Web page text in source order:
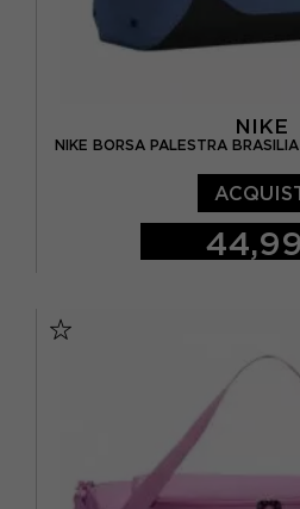
NIKE
NIKE BORSA PALESTRA